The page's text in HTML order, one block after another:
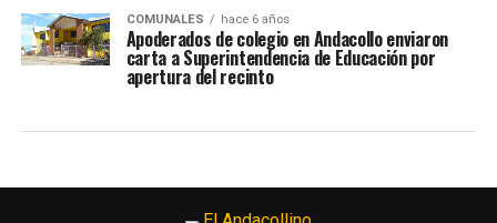
COMUNALES hace 6 años
Apoderados de colegio en Andacollo enviaron
carta a Superintendencia de Educación por
apertura del recinto